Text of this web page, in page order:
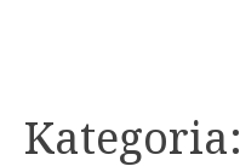
Kategoria: